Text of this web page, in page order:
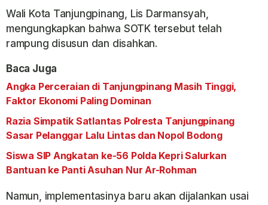
Wali Kota Tanjungpinang, Lis Darmansyah,
mengungkapkan bahwa SOTK tersebut telah
rampung disusun dan disahkan.
Baca Juga
Angka Perceraian di Tanjungpinang Masih Tinggi,
Faktor Ekonomi Paling Dominan
Razia Simpatik Satlantas Polresta Tanjungpinang
Sasar Pelanggar Lalu Lintas dan Nopol Bodong
Siswa SIP Angkatan ke-56 Polda Kepri Salurkan
Bantuan ke Panti Asuhan Nur Ar-Rohman
Namun, implementasinya baru akan dijalankan usai